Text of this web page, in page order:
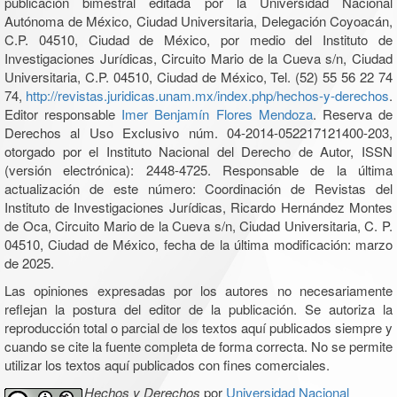
Autónoma de México, Ciudad Universitaria, Delegación Coyoacán,
C.P. 04510, Ciudad de México, por medio del Instituto de
Investigaciones Jurídicas, Circuito Mario de la Cueva s/n, Ciudad
Universitaria, C.P. 04510, Ciudad de México, Tel. (52) 55 56 22 74
74, http://revistas.juridicas.unam.mx/index.php/hechos-y-derechos.
Editor responsable Imer Benjamín Flores Mendoza. Reserva de
Derechos al Uso Exclusivo núm. 04-2014-052217121400-203,
otorgado por el Instituto Nacional del Derecho de Autor, ISSN
(versión electrónica): 2448-4725. Responsable de la última
actualización de este número: Coordinación de Revistas del
Instituto de Investigaciones Jurídicas, Ricardo Hernández Montes
de Oca, Circuito Mario de la Cueva s/n, Ciudad Universitaria, C. P.
04510, Ciudad de México, fecha de la última modificación: marzo
de 2025.
Las opiniones expresadas por los autores no necesariamente
reflejan la postura del editor de la publicación. Se autoriza la
reproducción total o parcial de los textos aquí publicados siempre y
cuando se cite la fuente completa de forma correcta. No se permite
utilizar los textos aquí publicados con fines comerciales.
Hechos y Derechos por Universidad Nacional